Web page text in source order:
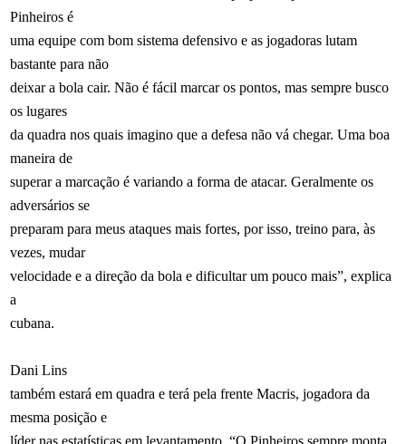
Pinheiros é
uma equipe com bom sistema defensivo e as jogadoras lutam
bastante para não
deixar a bola cair. Não é fácil marcar os pontos, mas sempre busco
os lugares
da quadra nos quais imagino que a defesa não vá chegar. Uma boa
maneira de
superar a marcação é variando a forma de atacar. Geralmente os
adversários se
preparam para meus ataques mais fortes, por isso, treino para, às
vezes, mudar
velocidade e a direção da bola e dificultar um pouco mais”, explica
a
cubana.
Dani Lins
também estará em quadra e terá pela frente Macris, jogadora da
mesma posição e
líder nas estatísticas em levantamento. “O Pinheiros sempre monta